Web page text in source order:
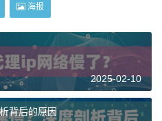
海报
2025-02-10
背后的原因